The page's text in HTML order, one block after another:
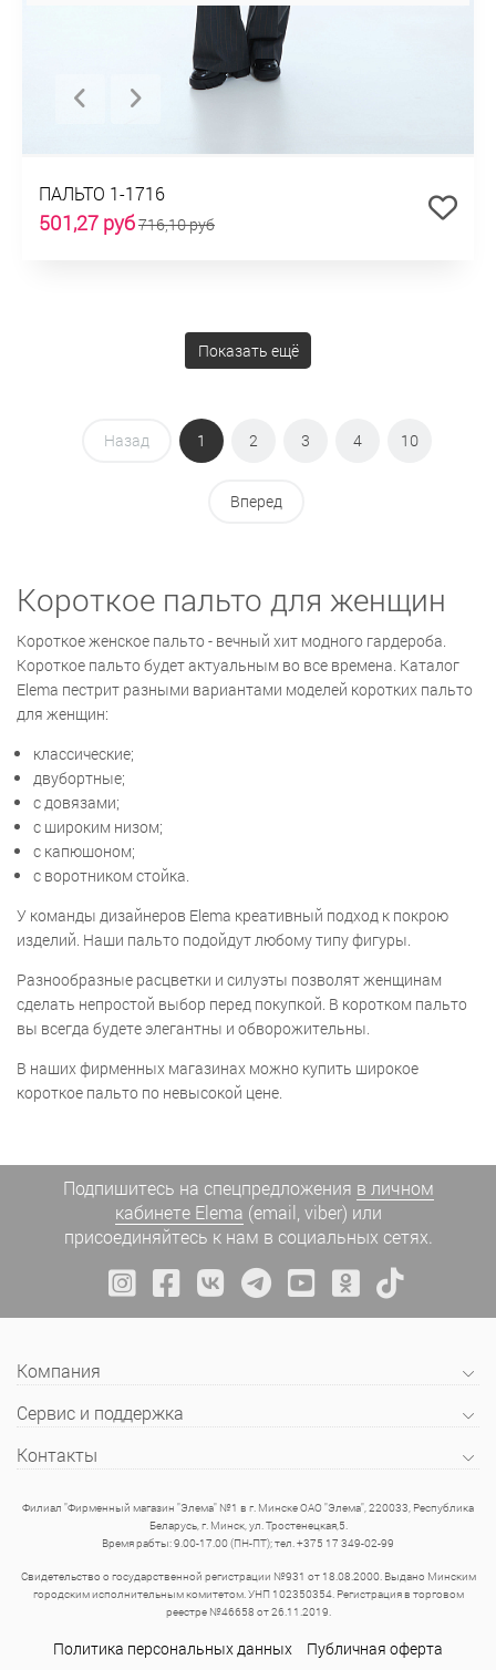
ПАЛЬТО 1-1716
501,27 руб716,10 руб
Показать ещё
Назад 1 2 3 4 10
Вперед
Короткое пальто для женщин
Короткое женское пальто - вечный хит модного гардероба.
Короткое пальто будет актуальным во все времена. Каталог
Elema пестрит разными вариантами моделей коротких пальто
для женщин:
классические;
двубортные;
с довязами;
с широким низом;
с капюшоном;
с воротником стойка.
У команды дизайнеров Elema креативный подход к покрою
изделий. Наши пальто подойдут любому типу фигуры.
Разнообразные расцветки и силуэты позволят женщинам
сделать непростой выбор перед покупкой. В коротком пальто
вы всегда будете элегантны и обворожительны.
В наших фирменных магазинах можно купить широкое
короткое пальто по невысокой цене.
Подпишитесь на спецпредложения в личном
кабинете Elema (email, viber) или
присоединяйтесь к нам в социальных сетях.
Компания
Сервис и поддержка
Контакты
Филиал "Фирменный магазин "Элема" №1 в г. Минске ОАО "Элема", 220033, Республика
Беларусь, г. Минск, ул. Тростенецкая,5.
Время рабты: 9.00-17.00 (ПН-ПТ); тел. +375 17 349-02-99
Свидетельство о государственной регистрации №931 от 18.08.2000. Выдано Минским
городским исполнительным комитетом. УНП 102350354. Регистрация в торговом
реестре №46658 от 26.11.2019.
Политика персональных данных Публичная оферта